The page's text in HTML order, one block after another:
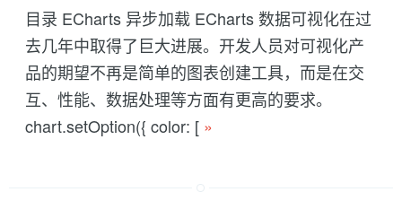
目录 ECharts 异步加载 ECharts 数据可视化在过
去几年中取得了巨大进展。开发人员对可视化产
品的期望不再是简单的图表创建工具，而是在交
互、性能、数据处理等方面有更高的要求。
chart.setOption({ color: [ »